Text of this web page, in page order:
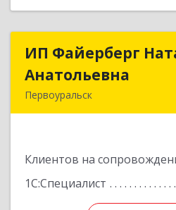
ИП Файерберг
Анатольевна
Первоуральск
Клиентов на
1С:Специалист
ИП